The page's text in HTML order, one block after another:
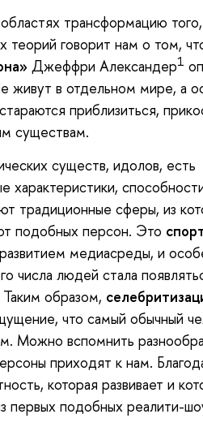
трансформацию того,
теорий говорит нам о том,
Джеффри Александер1
живут в отдельном мире, а
приблизиться,
существам.
существ, идолов, есть
характеристики,
традиционные сферы, из
подобных персон. Это
медиасреды, и
числа людей стала
образом,
что самый обычный
Можно вспомнить
приходят к нам.
которая развивает и
первых подобных реалити-